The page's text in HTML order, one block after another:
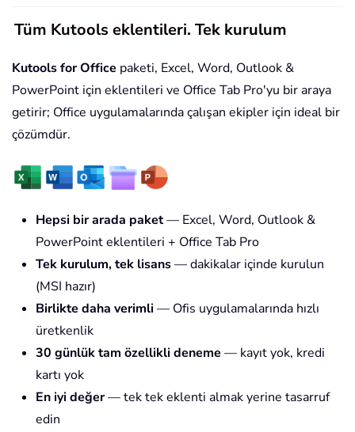
Tüm Kutools eklentileri. Tek kurulum
Kutools for Office paketi, Excel, Word, Outlook &
PowerPoint için eklentileri ve Office Tab Pro'yu bir araya
getirir; Office uygulamalarında çalışan ekipler için ideal bir
çözümdür.
Hepsi bir arada paket— Excel, Word, Outlook &
PowerPoint eklentileri + Office Tab Pro
Tek kurulum, tek lisans— dakikalar içinde kurulun
(MSI hazır)
Birlikte daha verimli — Ofis uygulamalarında hızlı
üretkenlik
30 günlük tam özellikli deneme — kayıt yok, kredi
kartı yok
En iyi değer— tek tek eklenti almak yerine tasarruf
edin